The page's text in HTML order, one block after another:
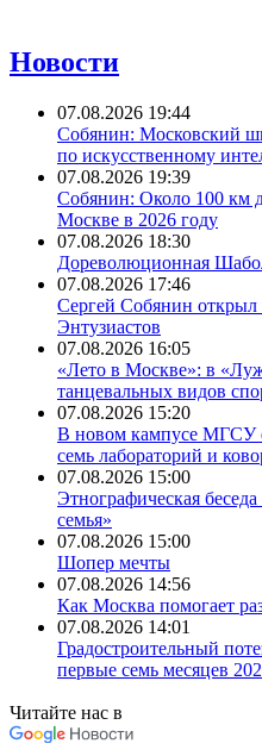
Новости
07.08.2026 19:44
Собянин: Московский
по искусственному
07.08.2026 19:39
Собянин: Около 100 км
Москве в 2026 году
07.08.2026 18:30
Дореволюционная
07.08.2026 17:46
Сергей Собянин открыл
Энтузиастов
07.08.2026 16:05
«Лето в Москве»: в
танцевальных видов
07.08.2026 15:20
В новом кампусе МГСУ
семь лабораторий и
07.08.2026 15:00
Этнографическая
семья»
07.08.2026 15:00
Шопер мечты
07.08.2026 14:56
Как Москва помогает
07.08.2026 14:01
Градостроительный
первые семь месяцев
Читайте нас в